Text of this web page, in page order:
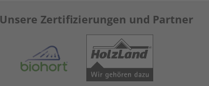
Unsere Zertifizierungen und Partner